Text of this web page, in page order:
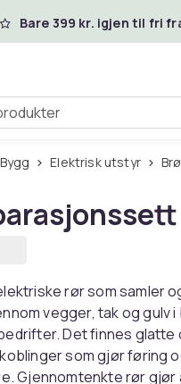
Bare 399 kr. igjen til fri
Bygg Elektrisk utstyr
rør som samler
vegger, tak og gulv i
Det finnes glatte
som gjør føring
Gjennomtenkte rør gjør